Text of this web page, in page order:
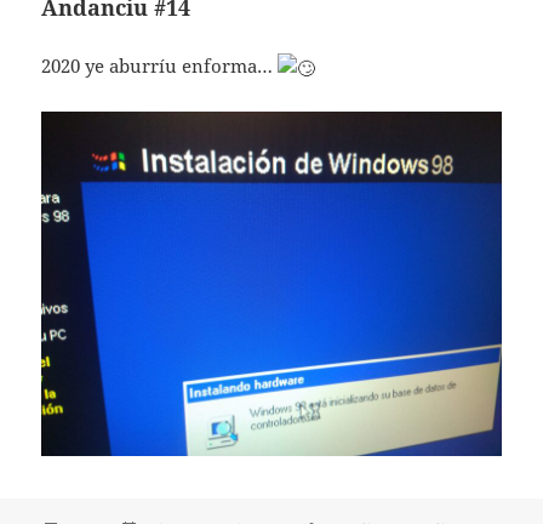
Andanciu #14
2020 ye aburríu enforma…